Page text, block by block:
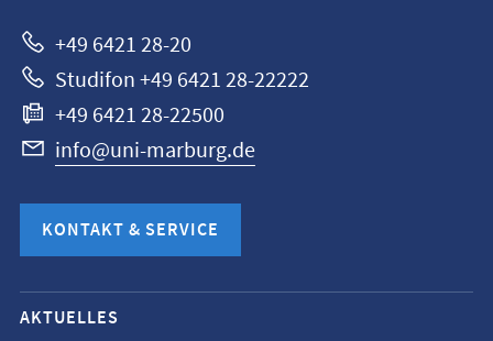
+49 6421 28-20
Studifon +49 6421 28-22222
+49 6421 28-22500
info@uni-marburg.de
KONTAKT & SERVICE
Mobile-
AKTUELLES